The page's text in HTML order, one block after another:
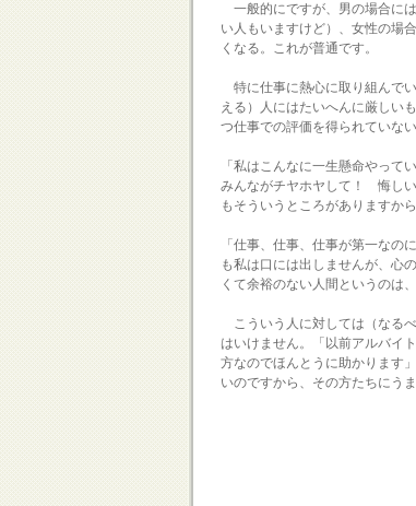
一般的にですが、男の場合に
い人もいますけど）、女性の場
くなる。これが普通です。
特に仕事に熱心に取り組んで
える）人にはたいへんに厳しい
つ仕事での評価を得られていな
「私はこんなに一生懸命やって
みんながチヤホヤして！ 悔し
もそういうところがありますから
「仕事、仕事、仕事が第一な
も私は口には出しませんが、心
くて余裕のない人間というのは
こういう人に対しては（なる
はいけません。「以前アルバイ
方なのでほんとうに助かります
いのですから、その方たちにう